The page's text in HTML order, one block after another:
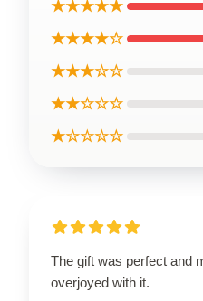
★★★★★
★★★★☆
★★★☆☆
★★☆☆☆
★☆☆☆☆
The gift was perfect and
overjoyed with it.